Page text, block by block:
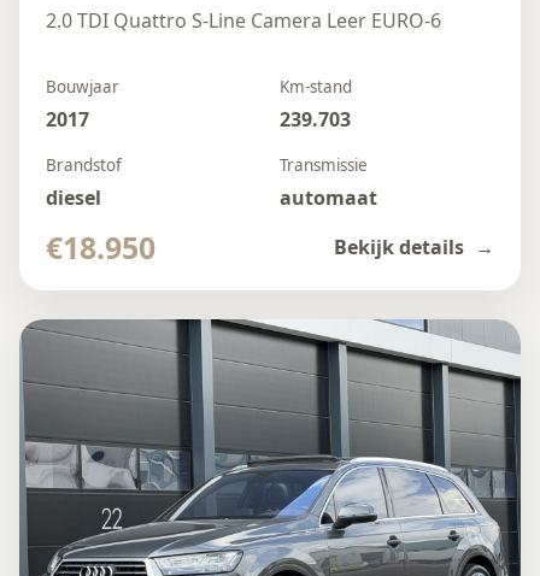
2.0 TDI Quattro S-Line Camera Leer EURO-6
Bouwjaar
2017
Km-stand
239.703
Brandstof
diesel
Transmissie
automaat
€18.950 Bekijk details